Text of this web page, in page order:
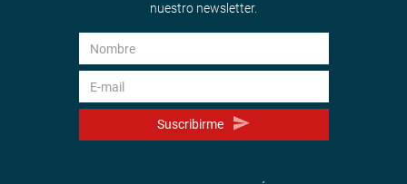
nuestro newsletter.
Suscribirme